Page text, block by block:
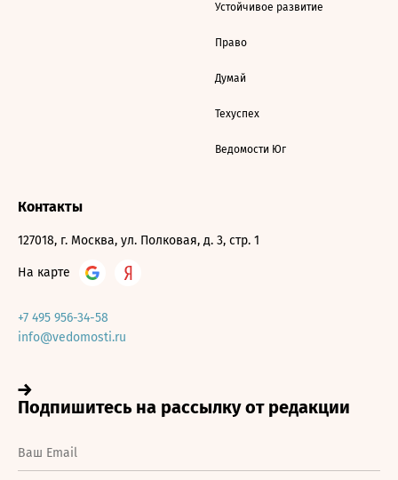
Устойчивое развитие
Право
Думай
Техуспех
Ведомости Юг
Контакты
127018, г. Москва, ул. Полковая, д. 3, стр. 1
На карте
+7 495 956-34-58
info@vedomosti.ru